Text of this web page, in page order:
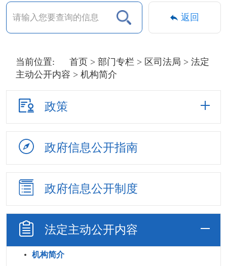
返回
当前位置: 首页 > 部门专栏 > 区司法局 > 法定
主动公开内容 > 机构简介
政策
政府信息公开指南
政府信息公开制度
法定主动公开内容
机构简介